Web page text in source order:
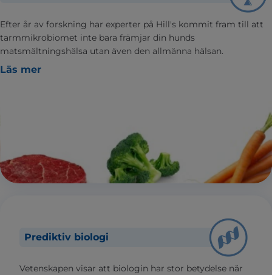
Efter år av forskning har experter på Hill's kommit fram till att
tarmmikrobiomet inte bara främjar din hunds
matsmältningshälsa utan även den allmänna hälsan.
Läs mer
Prediktiv biologi
Vetenskapen visar att biologin har stor betydelse när